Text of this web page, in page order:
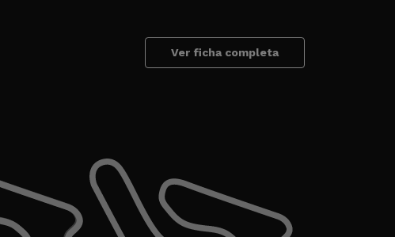
Ver ficha completa